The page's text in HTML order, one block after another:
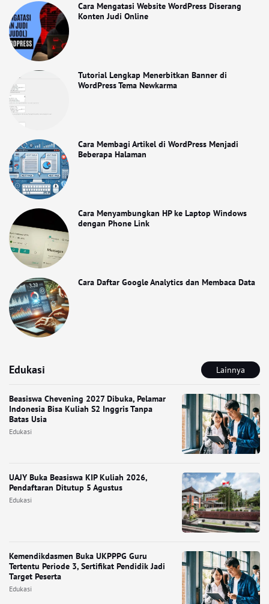
Cara Mengatasi Website WordPress Diserang
Konten Judi Online
Tutorial Lengkap Menerbitkan Banner di
WordPress Tema Newkarma
Cara Membagi Artikel di WordPress Menjadi
Beberapa Halaman
Cara Menyambungkan HP ke Laptop Windows
dengan Phone Link
Cara Daftar Google Analytics dan Membaca Data
Edukasi Lainnya
Beasiswa Chevening 2027 Dibuka, Pelamar
Indonesia Bisa Kuliah S2 Inggris Tanpa
Batas Usia
Edukasi
UAJY Buka Beasiswa KIP Kuliah 2026,
Pendaftaran Ditutup 5 Agustus
Edukasi
Kemendikdasmen Buka UKPPPG Guru
Tertentu Periode 3, Sertifikat Pendidik Jadi
Target Peserta
Edukasi